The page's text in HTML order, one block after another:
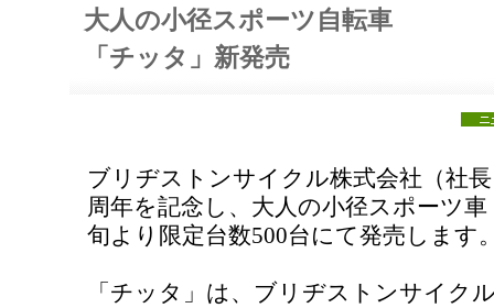
大人の小径スポーツ自転車
「チッタ」新発売
ブリヂストンサイクル株式会社（社
周年を記念し、大人の小径スポーツ
旬より限定台数500台にて発売します
「チッタ」は、ブリヂストンサイク